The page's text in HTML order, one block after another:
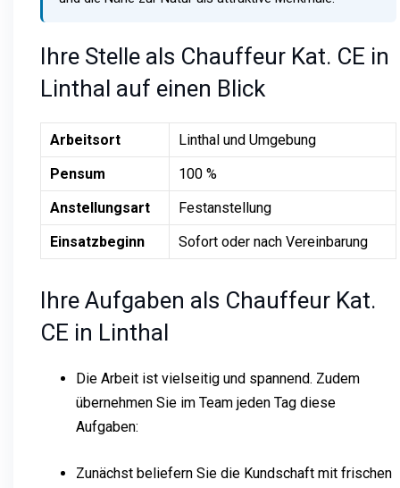
Ihre Stelle als Chauffeur Kat. CE in
Linthal auf einen Blick
Arbeitsort
Linthal und Umgebung
Pensum
100 %
Anstellungsart
Festanstellung
Einsatzbeginn
Sofort oder nach Vereinbarung
Ihre Aufgaben als Chauffeur Kat.
CE in Linthal
Die Arbeit ist vielseitig und spannend. Zudem
übernehmen Sie im Team jeden Tag diese
Aufgaben:
Zunächst beliefern Sie die Kundschaft mit frischen